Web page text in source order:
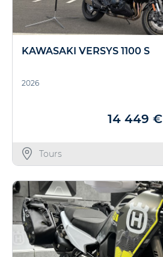
KAWASAKI VERSYS 1100 S
2026
14 449 €
Tours